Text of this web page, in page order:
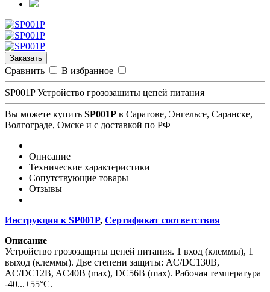
Заказать
Сравнить В избранное
SP001P Устройство грозозащиты цепей питания
Вы можете купить SP001P в Саратове, Энгельсе, Саранске,
Волгограде, Омске и с доставкой по РФ
Описание
Технические характеристики
Сопутствующие товары
Отзывы
Инструкция к SP001P, Сертификат соответствия
Описание
Устройство грозозащиты цепей питания. 1 вход (клеммы), 1
выход (клеммы). Две степени защиты: AC/DC130B,
AC/DC12B, AC40B (max), DC56В (max). Рабочая температура
-40...+55°C.